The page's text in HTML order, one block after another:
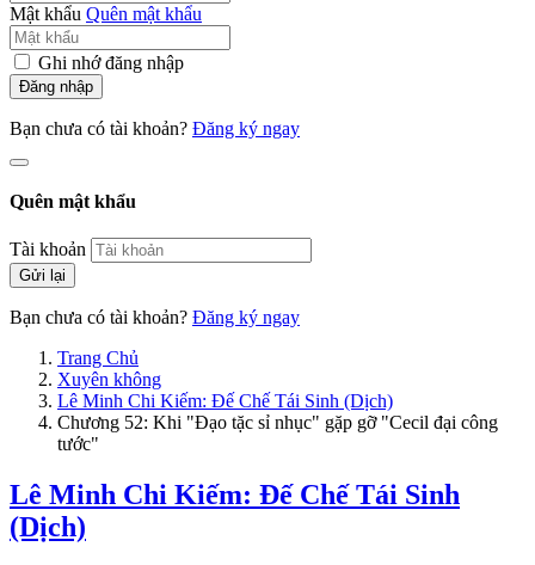
Mật khẩu Quên mật khẩu
Ghi nhớ đăng nhập
Đăng nhập
Bạn chưa có tài khoản? Đăng ký ngay
Quên mật khẩu
Tài khoản
Gửi lại
Bạn chưa có tài khoản? Đăng ký ngay
Trang Chủ
Xuyên không
Lê Minh Chi Kiếm: Đế Chế Tái Sinh (Dịch)
Chương 52: Khi "Đạo tặc sỉ nhục" gặp gỡ "Cecil đại công
tước"
Lê Minh Chi Kiếm: Đế Chế Tái Sinh
(Dịch)